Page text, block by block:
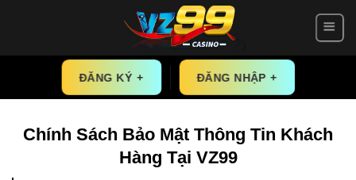
ĐĂNG KÝ + ĐĂNG NHẬP +
Chính Sách Bảo Mật Thông Tin Khách
Hàng Tại VZ99